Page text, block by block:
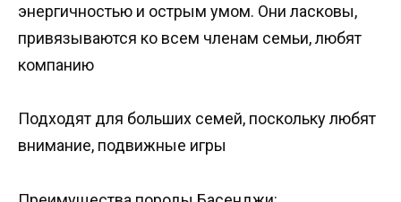
энергичностью и острым умом. Они ласковы,
привязываются ко всем членам семьи, любят
компанию
Подходят для больших семей, поскольку любят
внимание, подвижные игры